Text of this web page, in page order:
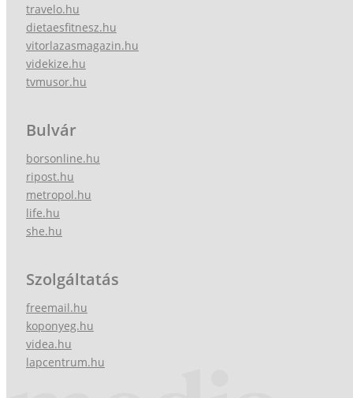
travelo.hu
dietaesfitnesz.hu
vitorlazasmagazin.hu
videkize.hu
tvmusor.hu
Bulvár
borsonline.hu
ripost.hu
metropol.hu
life.hu
she.hu
Szolgáltatás
freemail.hu
koponyeg.hu
videa.hu
lapcentrum.hu